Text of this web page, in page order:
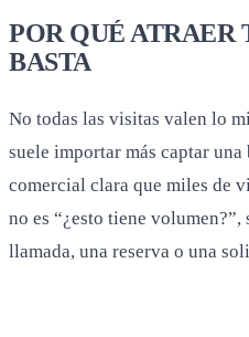
POR QUÉ ATRAER
BASTA
No todas las visitas valen lo
suele importar más captar
comercial clara que miles de
no es “¿esto tiene
llamada, una reserva o una